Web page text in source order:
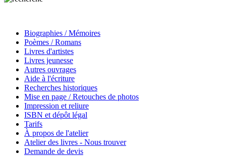
Biographies / Mémoires
Poèmes / Romans
Livres d'artistes
Livres jeunesse
Autres ouvrages
Aide à l'écriture
Recherches historiques
Mise en page / Retouches de photos
Impression et reliure
ISBN et dépôt légal
Tarifs
À propos de l'atelier
Atelier des livres - Nous trouver
Demande de devis